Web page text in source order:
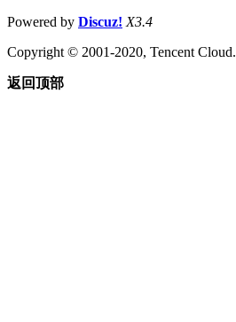
Powered by Discuz! X3.4
Copyright © 2001-2020, Tencent Cloud.
返回顶部